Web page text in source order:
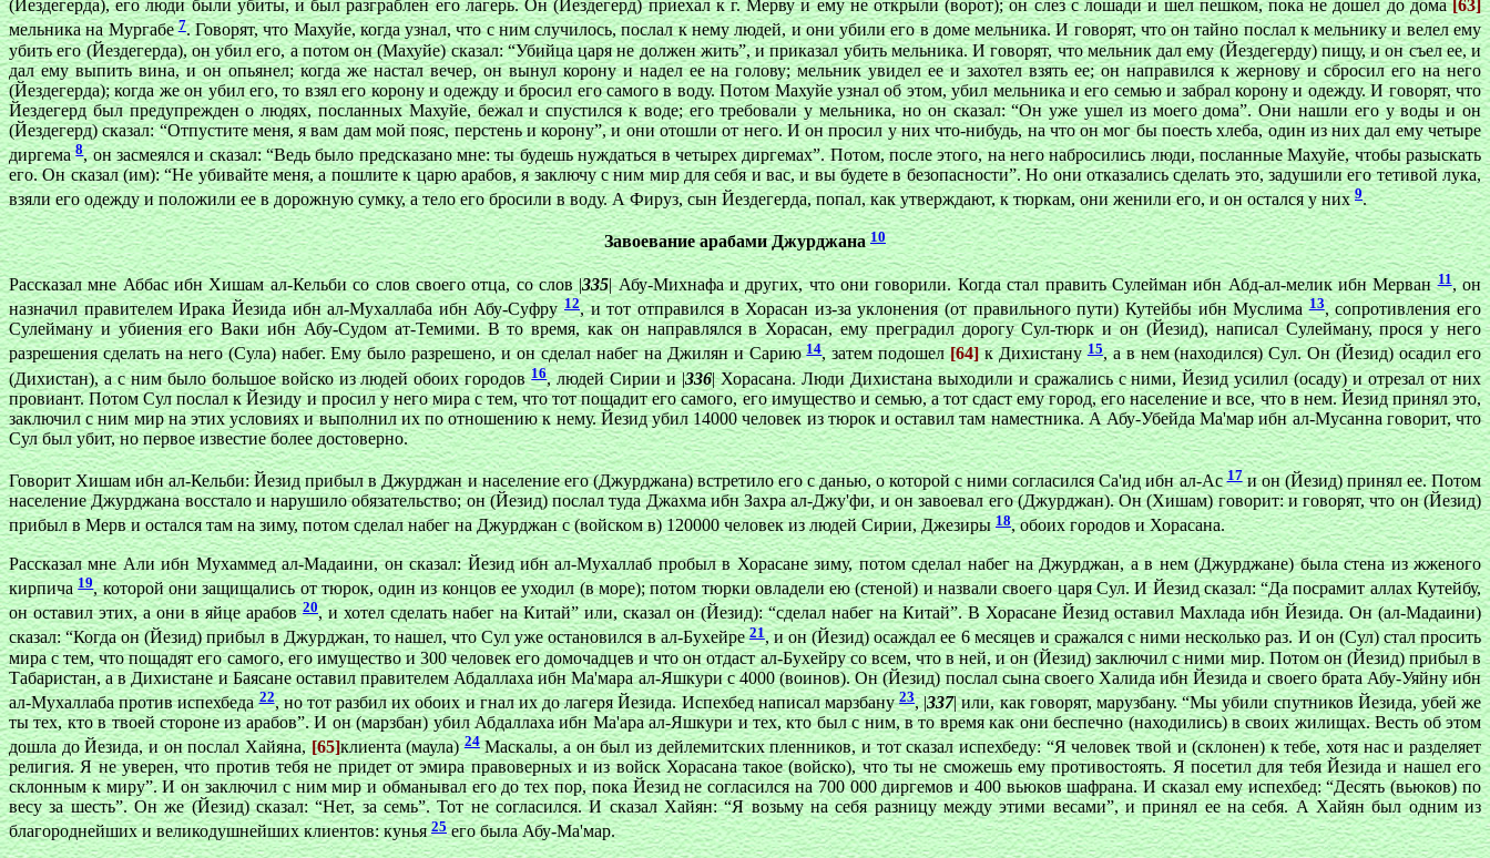
(Йездегерда), его люди были убиты, и был разграблен его лагерь. Он (Йездегерд) приехал к г. Мерву и ему не открыли (ворот); он слез с лошади и шел пешком, пока не дошел до дома[63]
мельника на Мургабе7. Говорят, что Махуйе, когда узнал, что с ним случилось, послал к нему людей, и они убили его в доме мельника. И говорят, что он тайно послал к мельнику и велел ему
убить его (Йездегерда), он убил его, а потом он (Махуйе) сказал: “Убийца царя не должен жить”, и приказал убить мельника. И говорят, что мельник дал ему (Йездегерду) пищу, и он съел ее, и
дал ему выпить вина, и он опьянел; когда же настал вечер, он вынул корону и надел ее на голову; мельник увидел ее и захотел взять ее; он направился к жернову и сбросил его на него
(Йездегерда); когда же он убил его, то взял его корону и одежду и бросил его самого в воду. Потом Махуйе узнал об этом, убил мельника и его семью и забрал корону и одежду. И говорят, что
Йездегерд был предупрежден о людях, посланных Махуйе, бежал и спустился к воде; его требовали у мельника, но он сказал: “Он уже ушел из моего дома”. Они нашли его у воды и он
(Йездегерд) сказал: “Отпустите меня, я вам дам мой пояс, перстень и корону”, и они отошли от него. И он просил у них что-нибудь, на что он мог бы поесть хлеба, один из них дал ему четыре
диргема8, он засмеялся и сказал: “Ведь было предсказано мне: ты будешь нуждаться в четырех диргемах”. Потом, после этого, на него набросились люди, посланные Махуйе, чтобы разыскать
его. Он сказал (им): “Не убивайте меня, а пошлите к царю арабов, я заключу с ним мир для себя и вас, и вы будете в безопасности”. Но они отказались сделать это, задушили его тетивой лука,
взяли его одежду и положили ее в дорожную сумку, а тело его бросили в воду. А Фируз, сын Йездегерда, попал, как утверждают, к тюркам, они женили его, и он остался у них9.
Завоевание арабами Джурджана 10
Рассказал мне Аббас ибн Хишам ал-Кельби со слов своего отца, со слов |335| Абу-Михнафа и других, что они говорили. Когда стал править Сулейман ибн Абд-ал-мелик ибн Мерван11, он
назначил правителем Ирака Йезида ибн ал-Мухаллаба ибн Абу-Суфру12, и тот отправился в Хорасан из-за уклонения (от правильного пути) Кутейбы ибн Муслима13, сопротивления его
Сулейману и убиения его Ваки ибн Абу-Судом ат-Темими. В то время, как он направлялся в Хорасан, ему преградил дорогу Сул-тюрк и он (Йезид), написал Сулейману, прося у него
разрешения сделать на него (Сула) набег. Ему было разрешено, и он сделал набег на Джилян и Сарию14, затем подошел[64] к Дихистану15, а в нем (находился) Сул. Он (Йезид) осадил его
(Дихистан), а с ним было большое войско из людей обоих городов16, людей Сирии и |336| Хорасана. Люди Дихистана выходили и сражались с ними, Йезид усилил (осаду) и отрезал от них
провиант. Потом Сул послал к Йезиду и просил у него мира с тем, что тот пощадит его самого, его имущество и семью, а тот сдаст ему город, его население и все, что в нем. Йезид принял это,
заключил с ним мир на этих условиях и выполнил их по отношению к нему. Йезид убил 14000 человек из тюрок и оставил там наместника. А Абу-Убейда Ма'мар ибн ал-Мусанна говорит, что
Сул был убит, но первое известие более достоверно.
Говорит Хишам ибн ал-Кельби: Йезид прибыл в Джурджан и население его (Джурджана) встретило его с данью, о которой с ними согласился Са'ид ибн ал-Ас17и он (Йезид) принял ее. Потом
население Джурджана восстало и нарушило обязательство; он (Йезид) послал туда Джахма ибн Захра ал-Джу'фи, и он завоевал его (Джурджан). Он (Хишам) говорит: и говорят, что он (Йезид)
прибыл в Мерв и остался там на зиму, потом сделал набег на Джурджан с (войском в) 120000 человек из людей Сирии, Джезиры 18, обоих городов и Хорасана.
Рассказал мне Али ибн Мухаммед ал-Мадаини, он сказал: Йезид ибн ал-Мухаллаб пробыл в Хорасане зиму, потом сделал набег на Джурджан, а в нем (Джурджане) была стена из жженого
кирпича19, которой они защищались от тюрок, один из концов ее уходил (в море); потом тюрки овладели ею (стеной) и назвали своего царя Сул. И Йезид сказал: “Да посрамит аллах Кутейбу,
он оставил этих, а они в яйце арабов20, и хотел сделать набег на Китай” или, сказал он (Йезид): “сделал набег на Китай”. В Хорасане Йезид оставил Махлада ибн Йезида. Он (ал-Мадаини)
сказал: “Когда он (Йезид) прибыл в Джурджан, то нашел, что Сул уже остановился в ал-Бухейре21, и он (Йезид) осаждал ее 6 месяцев и сражался с ними несколько раз. И он (Сул) стал просить
мира с тем, что пощадят его самого, его имущество и 300 человек его домочадцев и что он отдаст ал-Бухейру со всем, что в ней, и он (Йезид) заключил с ними мир. Потом он (Йезид) прибыл в
Табаристан, а в Дихистане и Баясане оставил правителем Абдаллаха ибн Ма'мара ал-Яшкури с 4000 (воинов). Он (Йезид) послал сына своего Халида ибн Йезида и своего брата Абу-Уяйну ибн
ал-Мухаллаба против испехбеда22, но тот разбил их обоих и гнал их до лагеря Йезида. Испехбед написал марзбану23, |337| или, как говорят, марузбану. “Мы убили спутников Йезида, убей же
ты тех, кто в твоей стороне из арабов”. И он (марзбан) убил Абдаллаха ибн Ма'ара ал-Яшкури и тех, кто был с ним, в то время как они беспечно (находились) в своих жилищах. Весть об этом
дошла до Йезида, и он послал Хайяна,[65]клиента (маула)24Маскалы, а он был из дейлемитских пленников, и тот сказал испехбеду: “Я человек твой и (склонен) к тебе, хотя нас и разделяет
религия. Я не уверен, что против тебя не придет от эмира правоверных и из войск Хорасана такое (войско), что ты не сможешь ему противостоять. Я посетил для тебя Йезида и нашел его
склонным к миру”. И он заключил с ним мир и обманывал его до тех пор, пока Йезид не согласился на 700 000 диргемов и 400 вьюков шафрана. И сказал ему испехбед: “Десять (вьюков) по
весу за шесть”. Он же (Йезид) сказал: “Нет, за семь”. Тот не согласился. И сказал Хайян: “Я возьму на себя разницу между этими весами”, и принял ее на себя. А Хайян был одним из
благороднейших и великодушнейших клиентов: кунья25его была Абу-Ма'мар.